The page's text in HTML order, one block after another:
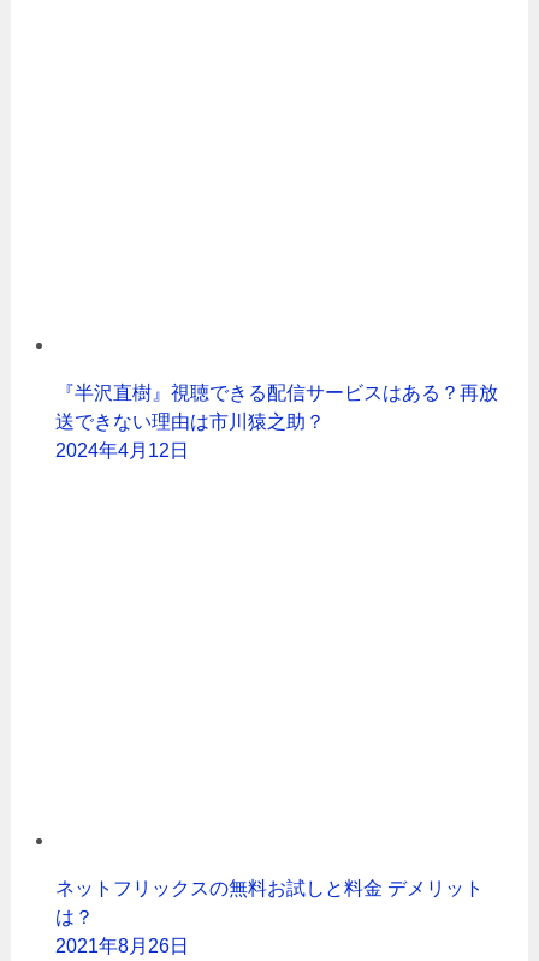
『半沢直樹』視聴できる配信サービスはある？再放
送できない理由は市川猿之助？
2024年4月12日
ネットフリックスの無料お試しと料金 デメリット
は？
2021年8月26日